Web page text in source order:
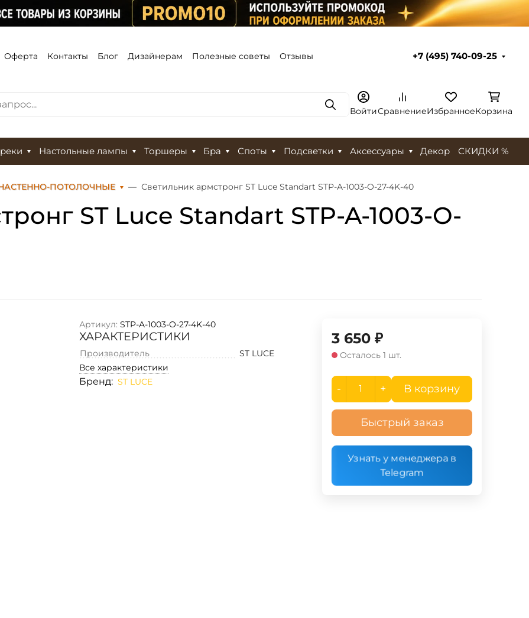
Оферта Контакты Блог Дизайнерам Полезные советы Отзывы +7 (495) 740-09-25
ПоискВойтиСравнениеИзбранноеКорзина
Настольные лампы Торшеры Бра Споты Подсветки Аксессуары Декор СКИДКИ %
ПОТОЛОЧНЫЕ Светильник армстронг ST Luce Standart STP-A-1003-O-27-4K-40
ST Luce Standart STP-A-1003-O-
Артикул: STP-A-1003-O-27-4K-40
ХАРАКТЕРИСТИКИ
Производитель
ST LUCE
Все характеристики
Бренд: ST LUCE
3 650 ₽
Осталось 1 шт.
- + В корзину
Быстрый заказ
Узнать у менеджера в
Telegram